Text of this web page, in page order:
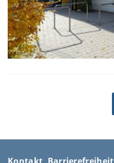
Kontakt Barrierefreiheit